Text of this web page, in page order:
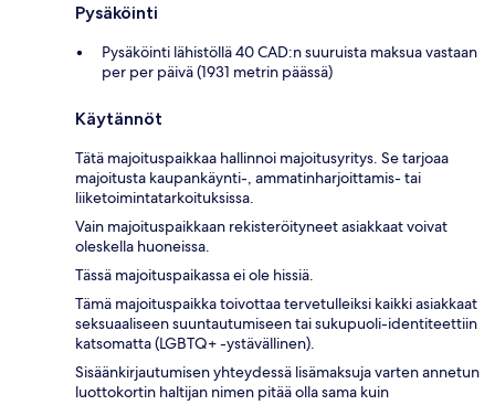
Pysäköinti
Pysäköinti lähistöllä 40 CAD:n suuruista maksua vastaan
per per päivä (1931 metrin päässä)
Käytännöt
Tätä majoituspaikkaa hallinnoi majoitusyritys. Se tarjoaa
majoitusta kaupankäynti-, ammatinharjoittamis- tai
liiketoimintatarkoituksissa.
Vain majoituspaikkaan rekisteröityneet asiakkaat voivat
oleskella huoneissa.
Tässä majoituspaikassa ei ole hissiä.
Tämä majoituspaikka toivottaa tervetulleiksi kaikki asiakkaat
seksuaaliseen suuntautumiseen tai sukupuoli-identiteettiin
katsomatta (LGBTQ+ -ystävällinen).
Sisäänkirjautumisen yhteydessä lisämaksuja varten annetun
luottokortin haltijan nimen pitää olla sama kuin